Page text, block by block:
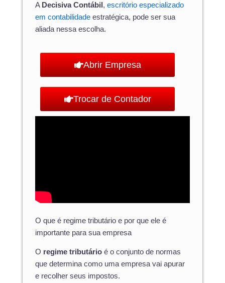
A Decisiva Contábil , escritório especializado
em contabilidade estratégica, pode ser sua
aliada nessa escolha.
Abrir Empresa
Trocar de Contador
O que é regime tributário e por que ele é
importante para sua empresa
O regime tributário é o conjunto de normas
que determina como uma empresa vai apurar
e recolher seus impostos.